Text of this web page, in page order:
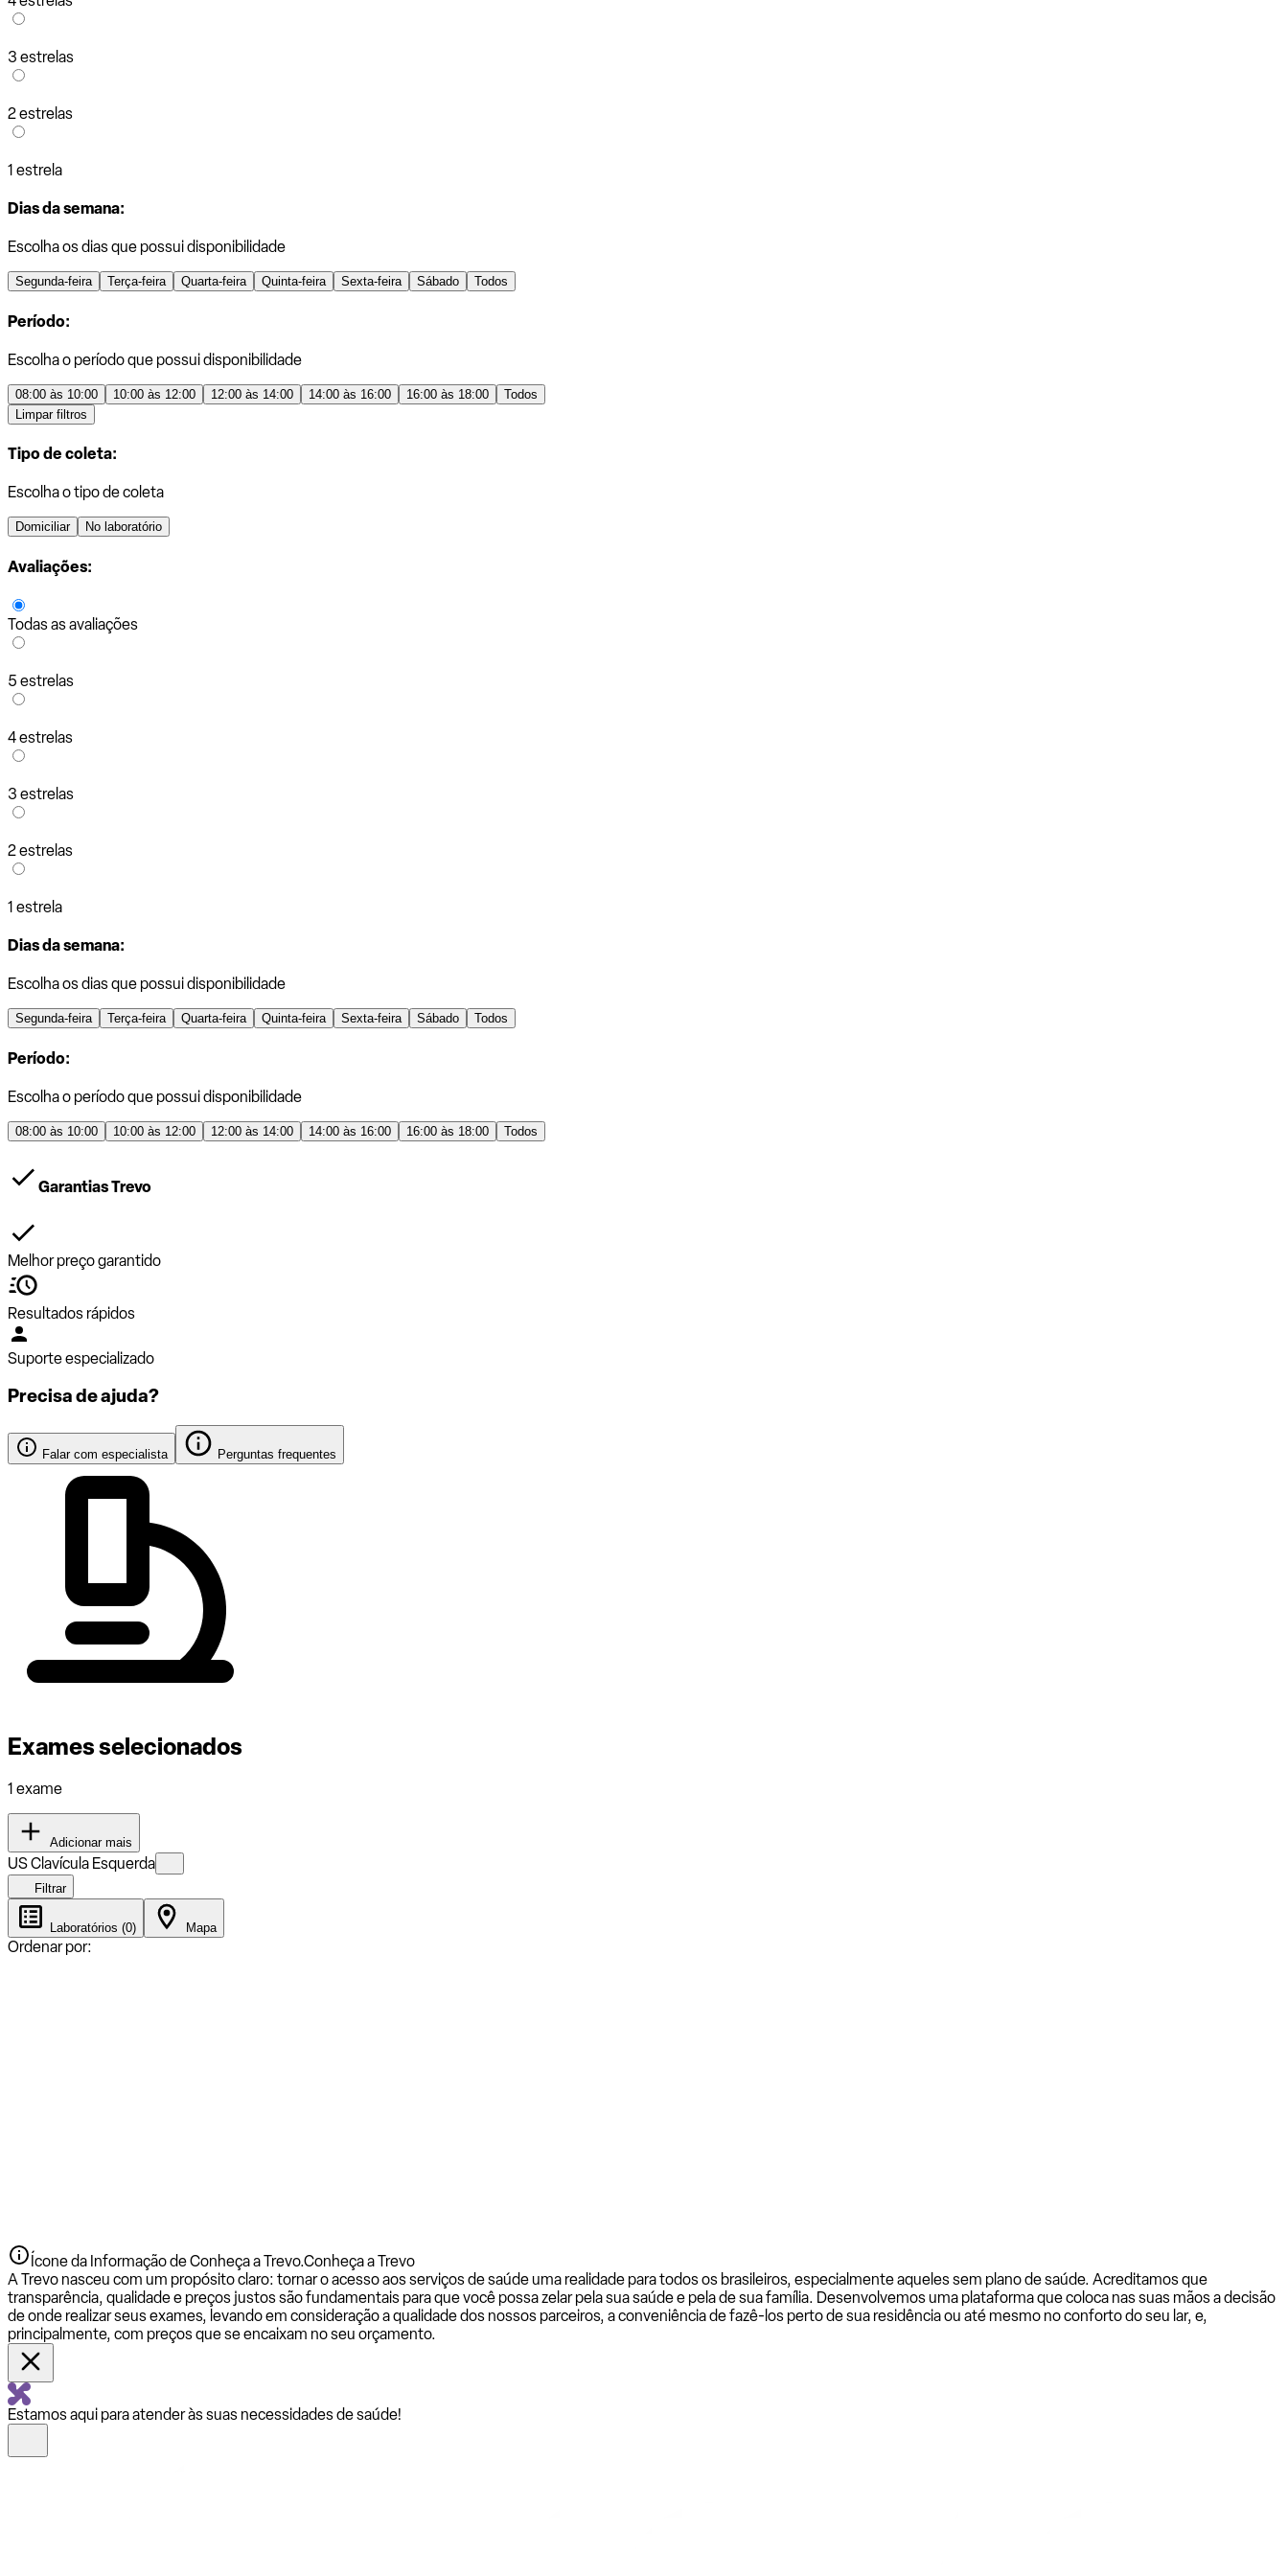
3 estrelas
2 estrelas
1 estrela
Dias da semana:
Escolha os dias que possui disponibilidade
Segunda-feira Terça-feira Quarta-feira Quinta-feira Sexta-feira Sábado Todos
Período:
Escolha o período que possui disponibilidade
08:00 às 10:00 10:00 às 12:00 12:00 às 14:00 14:00 às 16:00 16:00 às 18:00
Todos
Limpar filtros
Tipo de coleta:
Escolha o tipo de coleta
Domiciliar No laboratório
Avaliações:
Todas as avaliações
5 estrelas
4 estrelas
3 estrelas
2 estrelas
1 estrela
Dias da semana:
Escolha os dias que possui disponibilidade
Segunda-feira Terça-feira Quarta-feira Quinta-feira Sexta-feira Sábado Todos
Período:
Escolha o período que possui disponibilidade
08:00 às 10:00 10:00 às 12:00 12:00 às 14:00 14:00 às 16:00 16:00 às 18:00 Todos
Garantias Trevo
Melhor preço garantido
Resultados rápidos
Suporte especializado
Precisa de ajuda?
Falar com especialista Perguntas frequentes
Exames selecionados
1 exame
Adicionar mais
US Clavícula Esquerda
Filtrar
Laboratórios (0) Mapa
Ordenar por:
Ícone da Informação de Conheça a Trevo.Conheça a Trevo
A Trevo nasceu com um propósito claro: tornar o acesso aos serviços de saúde uma realidade para todos os brasileiros, especialmente aqueles sem plano de saúde. Acreditamos que
transparência, qualidade e preços justos são fundamentais para que você possa zelar pela sua saúde e pela de sua família. Desenvolvemos uma plataforma que coloca nas suas mãos a decisão
de onde realizar seus exames, levando em consideração a qualidade dos nossos parceiros, a conveniência de fazê-los perto de sua residência ou até mesmo no conforto do seu lar, e,
principalmente, com preços que se encaixam no seu orçamento.
Estamos aqui para atender às suas necessidades de saúde!